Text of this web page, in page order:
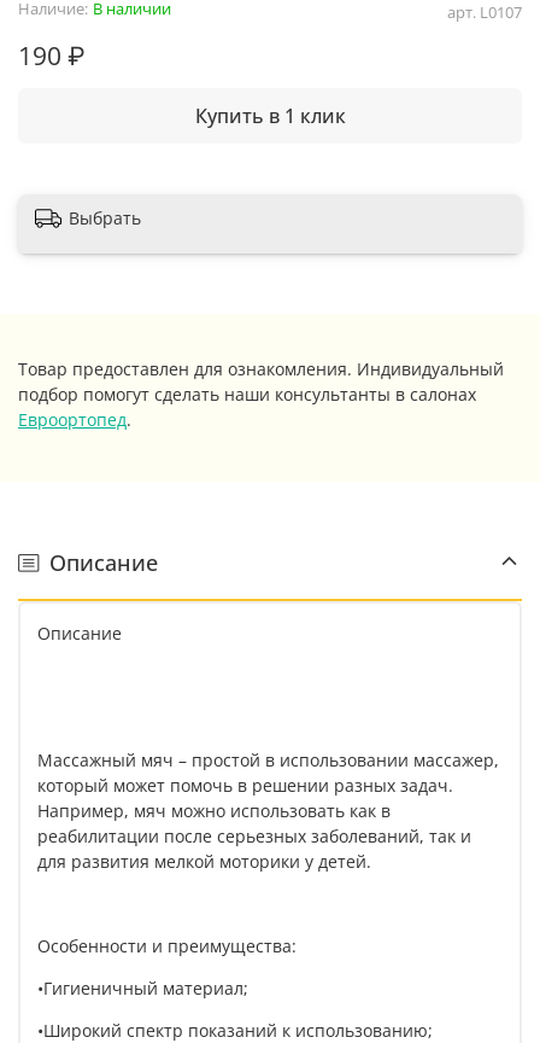
арт. L0107
Наличие: В наличии
190 ₽
Купить в 1 клик
Выбрать
Товар предоставлен для ознакомления. Индивидуальный
подбор помогут сделать наши консультанты в салонах
Евроортопед.
Описание
Описание
Массажный мяч – простой в использовании массажер,
который может помочь в решении разных задач.
Например, мяч можно использовать как в
реабилитации после серьезных заболеваний, так и
для развития мелкой моторики у детей.
Особенности и преимущества:
•Гигиеничный материал;
•Широкий спектр показаний к использованию;